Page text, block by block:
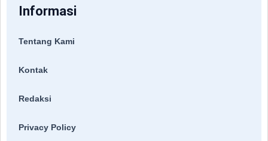
Informasi
Tentang Kami
Kontak
Redaksi
Privacy Policy